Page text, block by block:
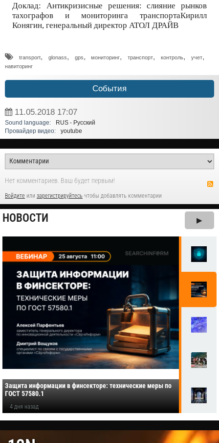
Доклад: Антикризисные решения: слияние рынков
тахографов и мониторинга транспортаКирилл
Конягин, генеральный директор АТОЛ ДРАЙВ
transport, glonass, gps,мониторинг,транспорт,контроль,учет,
навиторинг
События
11.05.2018 17:07
Sound language:
RUS - Русский
Провайдер видео:
youtube
Нет комментариев. Ваш будет первым!
Войдите или зарегистрируйтесь чтобы добавлять комментарии
НОВОСТИ ▶
Защита информации в финсекторе: технические меры по
ГОСТ 57580.1
4 дня назад